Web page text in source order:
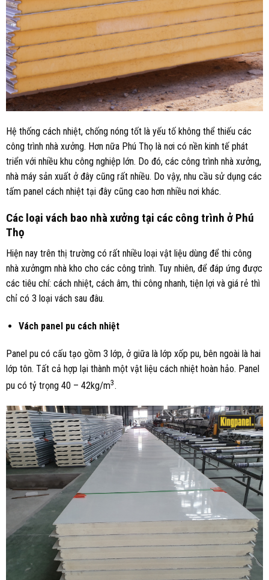
Hệ thống cách nhiệt, chống nóng tốt là yếu tố không thể thiếu các
công trình nhà xưởng. Hơn nữa Phú Thọ là nơi có nền kinh tế phát
triển với nhiều khu công nghiệp lớn. Do đó, các công trình nhà xưởng,
nhà máy sản xuất ở đây cũng rất nhiều. Do vậy, nhu cầu sử dụng các
tấm panel cách nhiệt tại đây cũng cao hơn nhiều nơi khác.
Các loại vách bao nhà xưởng tại các công trình ở Phú
Thọ
Hiện nay trên thị trường có rất nhiều loại vật liệu dùng để thi công
nhà xưởngm nhà kho cho các công trình. Tuy nhiên, để đáp ứng được
các tiêu chí: cách nhiệt, cách âm, thi công nhanh, tiện lợi và giá rẻ thì
chỉ có 3 loại vách sau đâu.
Vách panel pu cách nhiệt
Panel pu có cấu tạo gồm 3 lớp, ở giữa là lớp xốp pu, bên ngoài là hai
lớp tôn. Tất cả hợp lại thành một vật liệu cách nhiệt hoàn hảo. Panel
pu có tỷ trọng 40 – 42kg/m3.